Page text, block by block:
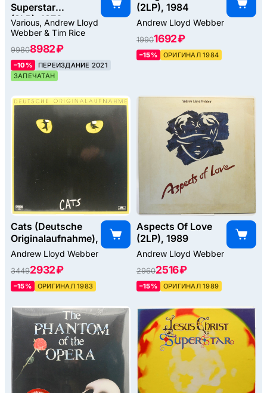
Superstar
(2LP), 1970
Various, Andrew Lloyd
Webber & Tim Rice
99808982 ₽
–10%
ПЕРЕИЗДАНИЕ 2021
ЗАПЕЧАТАН
(2LP), 1984
Andrew Lloyd Webber
19901692 ₽
–15% ОРИГИНАЛ 1984
Cats (Deutsche
Originalaufnahme), 1983
Andrew Lloyd Webber
34492932 ₽
–15% ОРИГИНАЛ 1983
Aspects Of Love
(2LP), 1989
Andrew Lloyd Webber
29602516 ₽
–15% ОРИГИНАЛ 1989